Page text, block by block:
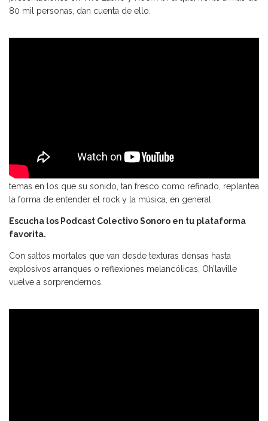
80 mil personas, dan cuenta de ello.
Es momento de descubrir sus más recientes creaciones: nueve
temas en los que su sonido, tan fresco como refinado, replantea
la forma de entender el rock y la música, en general.
Escucha los Podcast Colectivo Sonoro en tu plataforma
favorita.
Con saltos mortales que van desde texturas densas hasta
explosivos arranques o reflexiones melancólicas, Oh’laville
vuelve a sorprendernos.